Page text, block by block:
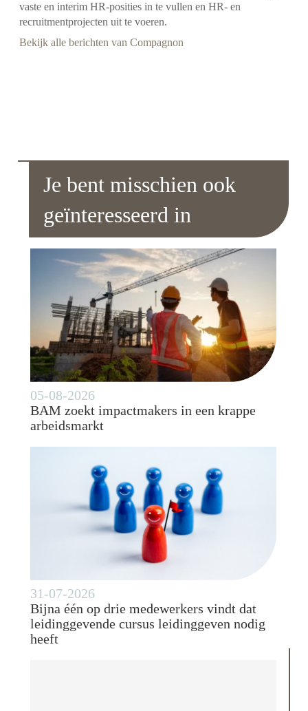
vaste en interim HR-posities in te vullen en HR- en
recruitmentprojecten uit te voeren.
Bekijk alle berichten van Compagnon
Je bent misschien ook
geïnteresseerd in
05-08-2026
BAM zoekt impactmakers in een krappe
arbeidsmarkt
31-07-2026
Bijna één op drie medewerkers vindt dat
leidinggevende cursus leidinggeven nodig
heeft